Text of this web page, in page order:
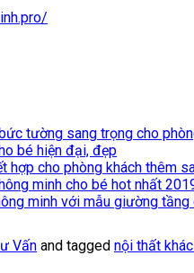
tường sang trọng cho
bé hiện đại, đẹp
hợp cho phòng khách thêm
minh cho bé hot nhất
minh với mẫu giường tầng
Vấn and tagged nội thất